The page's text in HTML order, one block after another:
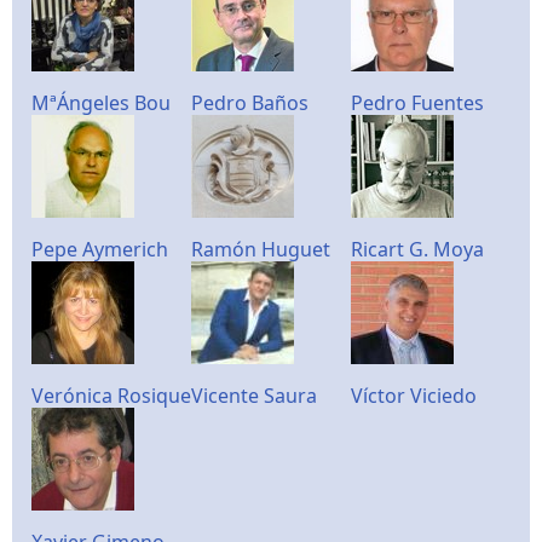
MªÁngeles Bou Pedro Baños Pedro Fuentes
Pepe Aymerich Ramón Huguet Ricart G. Moya
Verónica RosiqueVicente Saura Víctor Viciedo